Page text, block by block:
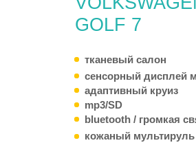
GOLF 7
тканевый салон
сенсорный дисплей
bluetooth / громкая
адаптивный круиз
mp3/SD
кожаный мультируль